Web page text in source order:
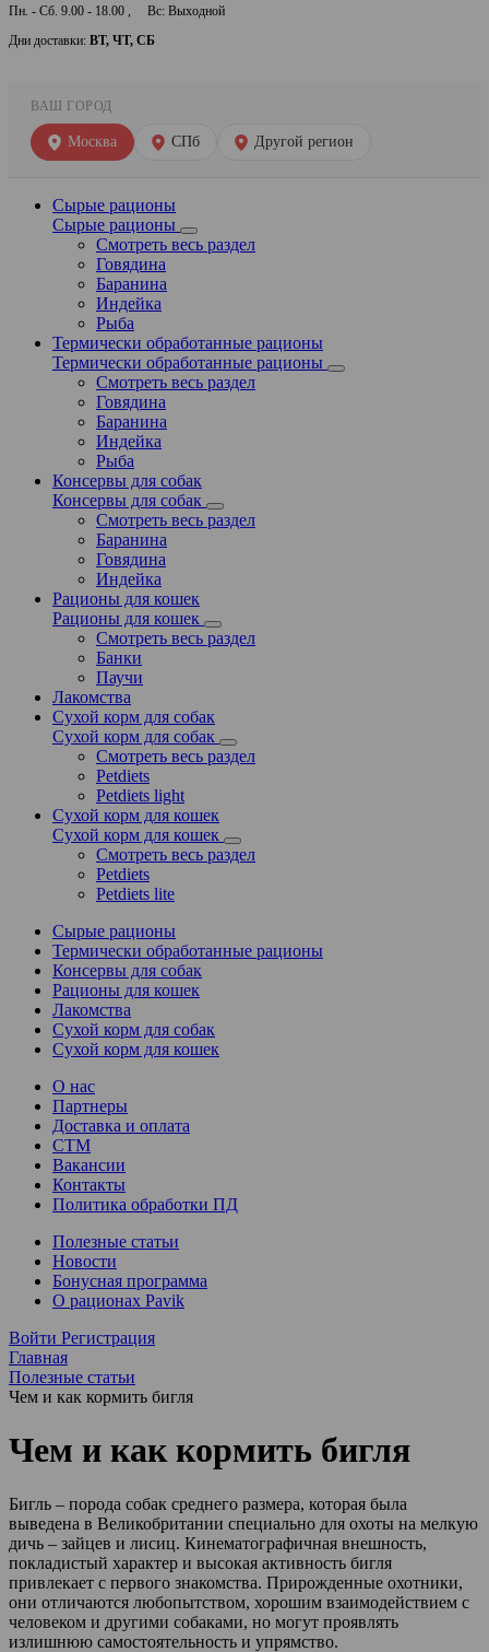
Пн. - Сб. 9.00 - 18.00 , Вс: Выходной
Дни доставки: ВТ, ЧТ, СБ
ВАШ ГОРОД
Москва СПб Другой регион
Сырые рационы
Сырые рационы
Смотреть весь раздел
Говядина
Баранина
Индейка
Рыба
Термически обработанные рационы
Термически обработанные рационы
Смотреть весь раздел
Говядина
Баранина
Индейка
Рыба
Консервы для собак
Консервы для собак
Смотреть весь раздел
Баранина
Говядина
Индейка
Рационы для кошек
Рационы для кошек
Смотреть весь раздел
Банки
Паучи
Лакомства
Сухой корм для собак
Сухой корм для собак
Смотреть весь раздел
Petdiets
Petdiets light
Сухой корм для кошек
Сухой корм для кошек
Смотреть весь раздел
Petdiets
Petdiets lite
Сырые рационы
Термически обработанные рационы
Консервы для собак
Рационы для кошек
Лакомства
Сухой корм для собак
Сухой корм для кошек
О нас
Партнеры
Доставка и оплата
СТМ
Вакансии
Контакты
Политика обработки ПД
Полезные статьи
Новости
Бонусная программа
О рационах Pavik
Войти Регистрация
Главная
Полезные статьи
Чем и как кормить бигля
Чем и как кормить бигля
Бигль – порода собак среднего размера, которая была
выведена в Великобритании специально для охоты на мелкую
дичь – зайцев и лисиц. Кинематографичная внешность,
покладистый характер и высокая активность бигля
привлекает с первого знакомства. Прирожденные охотники,
они отличаются любопытством, хорошим взаимодействием с
человеком и другими собаками, но могут проявлять
излишнюю самостоятельность и упрямство.